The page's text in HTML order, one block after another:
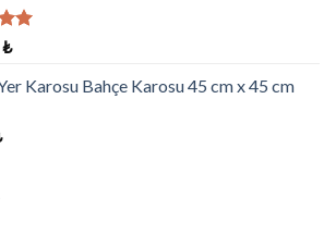
₺
Karosu Bahçe Karosu 45 cm x 45 cm